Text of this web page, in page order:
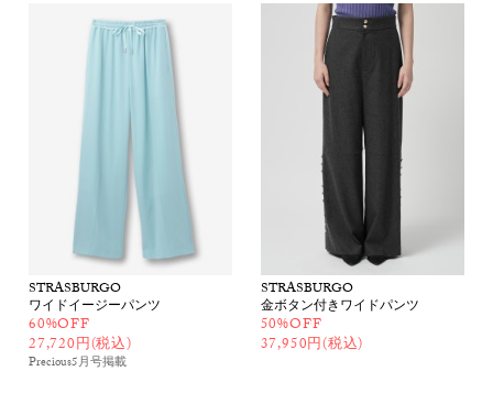
STRASBURGO
ワイドイージーパンツ
60%OFF
27,720円(税込)
Precious5月号掲載
STRASBURGO
金ボタン付きワイドパンツ
50%OFF
37,950円(税込)